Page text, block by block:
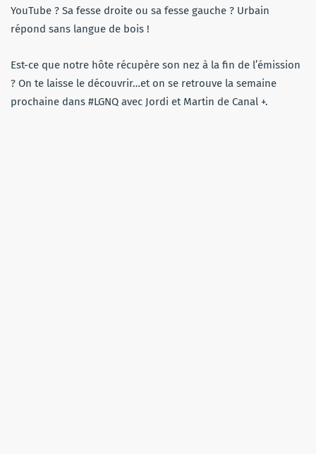
YouTube ? Sa fesse droite ou sa fesse gauche ? Urbain
répond sans langue de bois !
Est-ce que notre hôte récupère son nez à la fin de l’émission
? On te laisse le découvrir…et on se retrouve la semaine
prochaine dans #LGNQ avec Jordi et Martin de Canal +.